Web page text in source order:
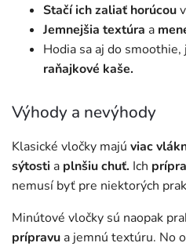
Stačí ich zaliať horúcou
Jemnejšia textúra a
Hodia sa aj do
raňajkové kaše.
Výhody a nevýhody
Klasické vločky majú viac
sýtosti a plnšiu chuť. Ich
nemusí byť pre niektorých
Minútové vločky sú naopak
prípravu a jemnú textúru. No